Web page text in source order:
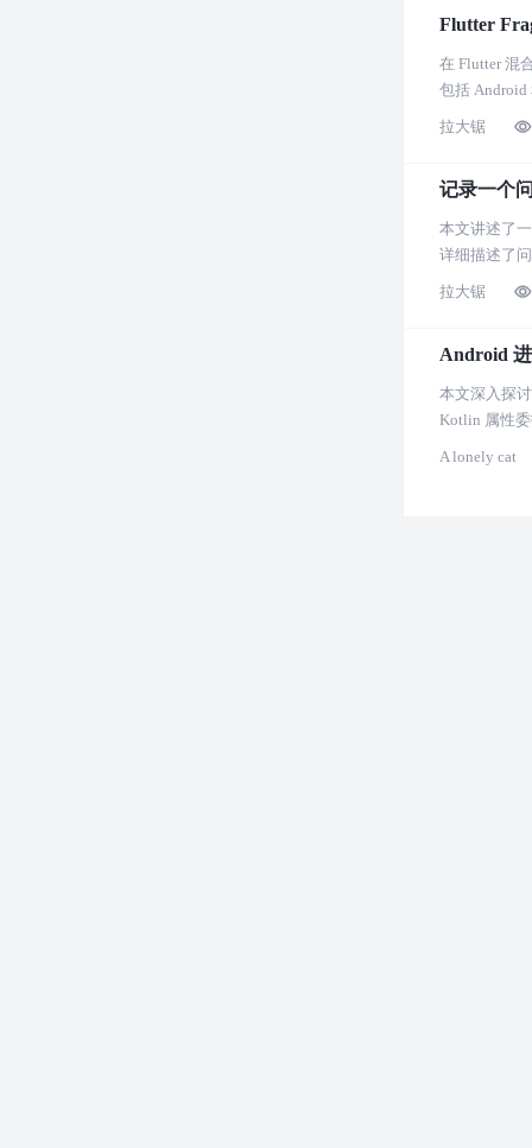
Flutter
在 Flutter 混
包括 Android
拉大锯
记录一个
本文讲述了
详细描述了
拉大锯
Android
本文深入探
Kotlin 属性
A lonely cat